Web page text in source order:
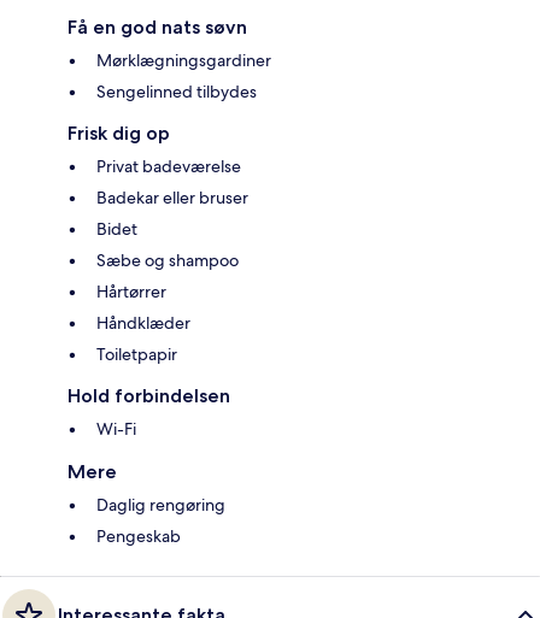
Få en god nats søvn
Mørklægningsgardiner
Sengelinned tilbydes
Frisk dig op
Privat badeværelse
Badekar eller bruser
Bidet
Sæbe og shampoo
Hårtørrer
Håndklæder
Toiletpapir
Hold forbindelsen
Wi-Fi
Mere
Daglig rengøring
Pengeskab